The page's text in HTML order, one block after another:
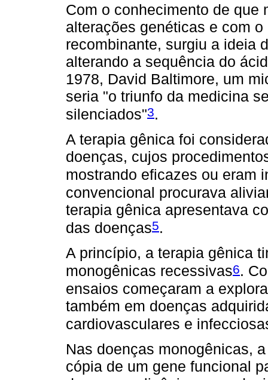
Com o conhecimento de que
alterações genéticas e com
recombinante, surgiu a ideia
alterando a sequência do
1978, David Baltimore, um
seria "o triunfo da medicina
silenciados"3.
A terapia gênica foi
doenças, cujos
mostrando eficazes ou eram
convencional procurava
terapia gênica apresentava
das doenças5.
A princípio, a terapia gênica
monogênicas recessivas6.
ensaios começaram a
também em doenças
cardiovasculares e
Nas doenças monogênicas,
cópia de um gene funcional